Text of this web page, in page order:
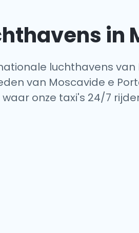
in
luchthavens
van Moscavide e
waar onze taxi's 24/7